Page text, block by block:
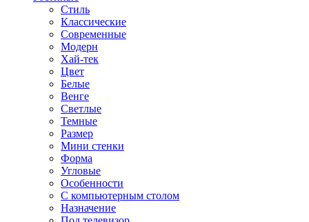
Стиль
Классические
Современные
Модерн
Хай-тек
Цвет
Белые
Венге
Светлые
Темные
Размер
Мини стенки
Форма
Угловые
Особенности
С компьютерным столом
Назначение